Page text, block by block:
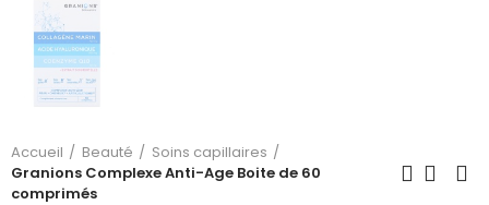
Accueil Beauté
Soins capillaires
Granions Complexe Anti-Age Boite de 60
comprimés